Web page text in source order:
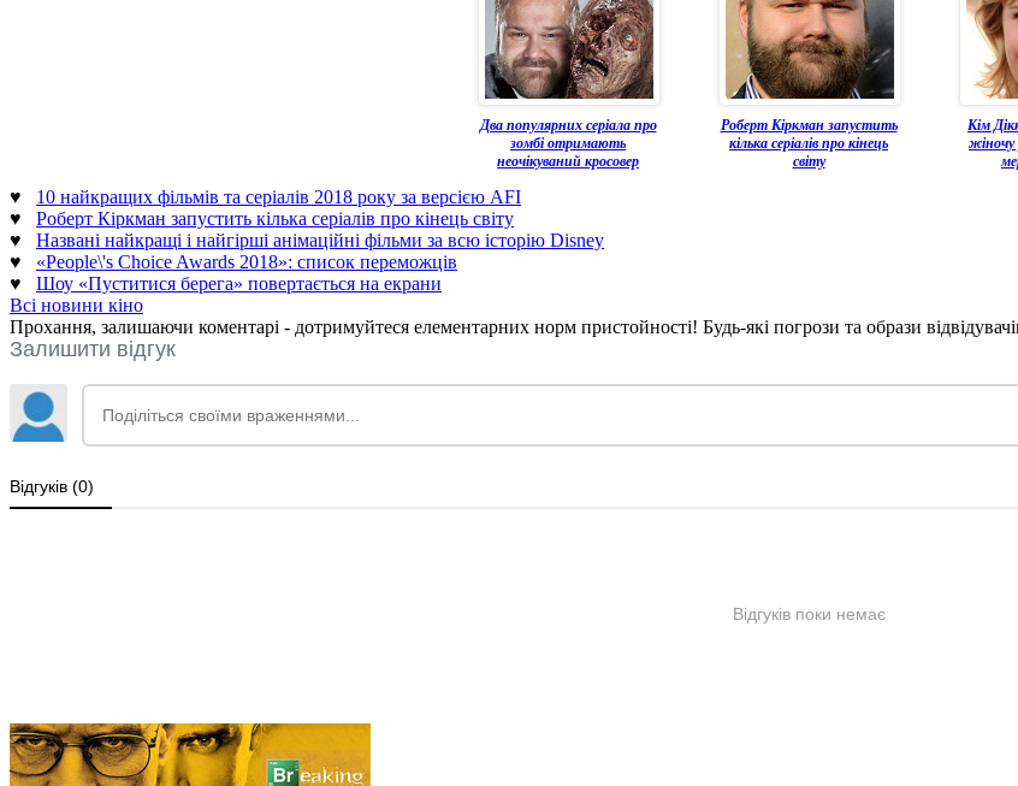
Два популярних серіала про
зомбі отримають
неочікуваний кросовер
Роберт Кіркман запустить
кілька серіалів про кінець
світу
Кім
жіночу
♥ 10 найкращих фільмів та серіалів 2018 року за версією AFI
♥ Роберт Кіркман запустить кілька серіалів про кінець світу
♥ Названі найкращі і найгірші анімаційні фільми за всю історію Disney
♥ «People\'s Choice Awards 2018»: список переможців
♥ Шоу «Пуститися берега» повертається на екрани
Всі новини кіно
Прохання, залишаючи коментарі - дотримуйтеся елементарних норм пристойності! Будь-які погрози та образи